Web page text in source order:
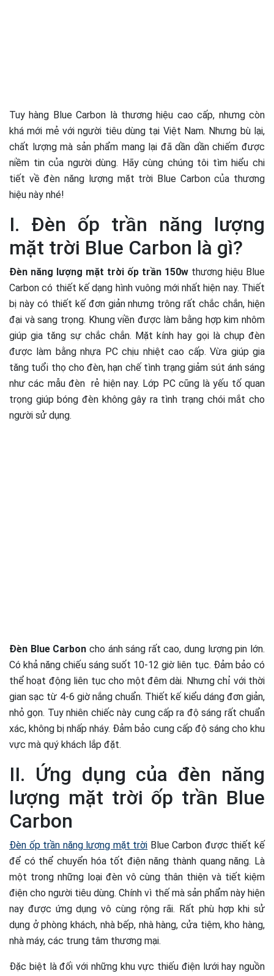
Tuy hàng Blue Carbon là thương hiệu cao cấp, nhưng còn
khá mới mẻ với người tiêu dùng tại Việt Nam. Nhưng bù lại,
chất lượng mà sản phẩm mang lại đã dần dần chiếm được
niềm tin của người dùng. Hãy cùng chúng tôi tìm hiểu chi
tiết về đèn năng lượng mặt trời Blue Carbon của thương
hiệu này nhé!
I. Đèn ốp trần năng lượng
mặt trời Blue Carbon là gì?
Đèn năng lượng mặt trời ốp trần 150w thương hiệu Blue
Carbon có thiết kế dạng hình vuông mới nhất hiện nay. Thiết
bị này có thiết kế đơn giản nhưng trông rất chắc chắn, hiện
đại và sang trọng. Khung viền được làm bằng hợp kim nhôm
giúp gia tăng sự chắc chắn. Mặt kính hay gọi là chụp đèn
được làm bằng nhựa PC chịu nhiệt cao cấp. Vừa giúp gia
tăng tuổi thọ cho đèn, hạn chế tình trạng giảm sút ánh sáng
như các mẫu đèn rẻ hiện nay. Lớp PC cũng là yếu tố quan
trọng giúp bóng đèn không gây ra tình trạng chói mắt cho
người sử dụng.
Đèn Blue Carbon cho ánh sáng rất cao, dung lượng pin lớn.
Có khả năng chiếu sáng suốt 10-12 giờ liên tục. Đảm bảo có
thể hoạt động liên tục cho một đêm dài. Nhưng chỉ với thời
gian sạc từ 4-6 giờ nắng chuẩn. Thiết kế kiểu dáng đơn giản,
nhỏ gọn. Tuy nhiên chiếc này cung cấp ra độ sáng rất chuẩn
xác, không bị nhấp nháy. Đảm bảo cung cấp độ sáng cho khu
vực mà quý khách lắp đặt.
II. Ứng dụng của đèn năng
lượng mặt trời ốp trần Blue
Carbon
Đèn ốp trần năng lượng mặt trời Blue Carbon được thiết kế
để có thể chuyển hóa tốt điện năng thành quang năng. Là
một trong những loại đèn vô cùng thân thiện và tiết kiệm
điện cho người tiêu dùng. Chính vì thế mà sản phẩm này hiện
nay được ứng dụng vô cùng rộng rãi. Rất phù hợp khi sử
dụng ở phòng khách, nhà bếp, nhà hàng, cửa tiệm, kho hàng,
nhà máy, các trung tâm thương mại.
Đặc biệt là đối với những khu vực thiếu điện lưới hay nguồn